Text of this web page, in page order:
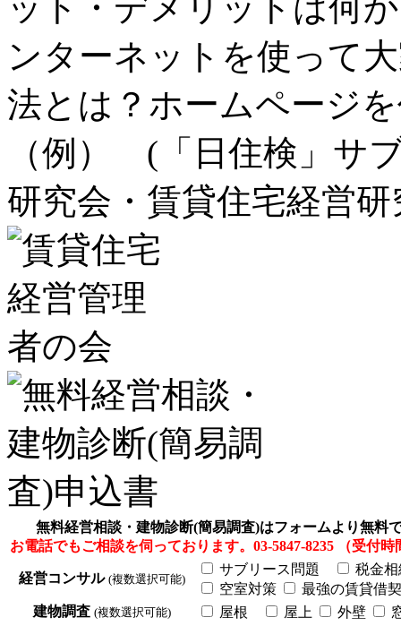
（例） (「日住検」サ
研究会・賃貸住宅経営
無料経営相談・建物診断(簡易調査)はフォームより無料
お電話でもご相談を伺っております。03-5847-8235 （受付
経営コンサル (複数選択可能)
サブリース問題
税金
空室対策
最強の賃貸借
建物調査 (複数選択可能) 屋根 屋上 外壁